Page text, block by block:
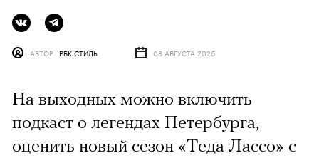
АВТОР РБК СТИЛЬ 08 АВГУСТА 2026
На выходных можно включить
подкаст о легендах Петербурга,
оценить новый сезон «Теда Лассо» с